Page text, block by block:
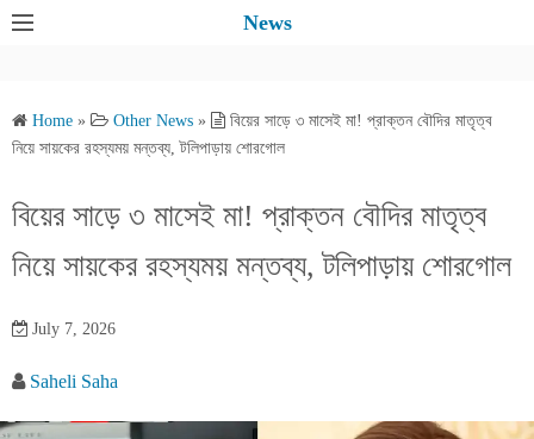
News
Home » Other News »
বিয়ের সাড়ে ৩ মাসেই মা! প্রাক্তন বৌদির মাতৃত্ব
নিয়ে সায়কের রহস্যময় মন্তব্য, টলিপাড়ায় শোরগোল
বিয়ের সাড়ে ৩ মাসেই মা! প্রাক্তন বৌদির মাতৃত্ব
নিয়ে সায়কের রহস্যময় মন্তব্য, টলিপাড়ায় শোরগোল
July 7, 2026
Saheli Saha